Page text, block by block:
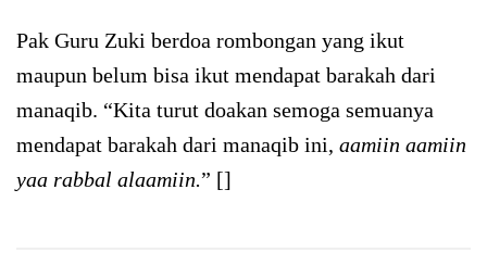
Pak Guru Zuki berdoa rombongan yang ikut
maupun belum bisa ikut mendapat barakah dari
manaqib. “Kita turut doakan semoga semuanya
mendapat barakah dari manaqib ini, aamiin aamiin
yaa rabbal alaamiin.” []